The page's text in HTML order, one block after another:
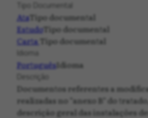
Tipo Documental
AtaTipo documental
EstudoTipo documental
Carta Tipo documental
Idioma
PortuguêsIdioma
Descrição
Documentos referentes a
realizadas no "anexo B" do
descrição geral das instalações